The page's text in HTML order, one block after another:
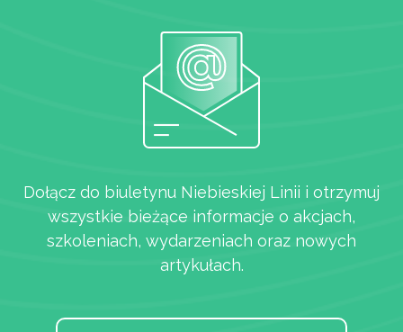
Dołącz do biuletynu Niebieskiej Linii i otrzymuj
wszystkie bieżące informacje o akcjach,
szkoleniach, wydarzeniach oraz nowych
artykułach.